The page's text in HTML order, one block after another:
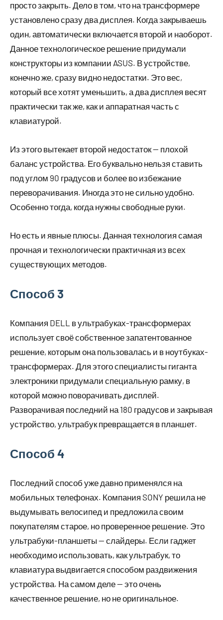
просто закрыть. Дело в том, что на трансформере
установлено сразу два дисплея. Когда закрываешь
один, автоматически включается второй и наоборот.
Данное технологическое решение придумали
конструкторы из компании ASUS. В устройстве,
конечно же, сразу видно недостатки. Это вес,
который все хотят уменьшить, а два дисплея весят
практически так же, как и аппаратная часть с
клавиатурой.
Из этого вытекает второй недостаток — плохой
баланс устройства. Его буквально нельзя ставить
под углом 90 градусов и более во избежание
переворачивания. Иногда это не сильно удобно.
Особенно тогда, когда нужны свободные руки.
Но есть и явные плюсы. Данная технология самая
прочная и технологически практичная из всех
существующих методов.
Способ 3
Компания DELL в ультрабуках-трансформерах
использует своё собственное запатентованное
решение, которым она пользовалась и в ноутбуках-
трансформерах. Для этого специалисты гиганта
электроники придумали специальную рамку, в
которой можно поворачивать дисплей.
Разворачивая последний на 180 градусов и закрывая
устройство, ультрабук превращается в планшет.
Способ 4
Последний способ уже давно применялся на
мобильных телефонах. Компания SONY решила не
выдумывать велосипед и предложила своим
покупателям старое, но проверенное решение. Это
ультрабуки-планшеты — слайдеры. Если гаджет
необходимо использовать, как ультрабук, то
клавиатура выдвигается способом раздвижения
устройства. На самом деле — это очень
качественное решение, но не оригинальное.